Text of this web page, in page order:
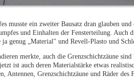
musste ein zweiter Bausatz dran glauben
und Einhalten der Fensterteilung. Auch
genug „Material" und Revell-Plasto und
merkte, auch die Grenzschichtzäune
ist auch deren Materialstärke etwas
Antennen, Grenzschichtzäune und Räder